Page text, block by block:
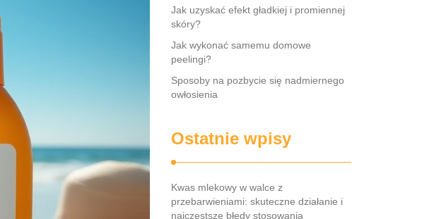
Jak uzyskać efekt gładkiej i promiennej
skóry?
Jak wykonać samemu domowe
peelingi?
Sposoby na pozbycie się nadmiernego
owłosienia
Ostatnie wpisy
Kwas mlekowy w walce z
przebarwieniami: skuteczne działanie i
najczęstsze błędy stosowania